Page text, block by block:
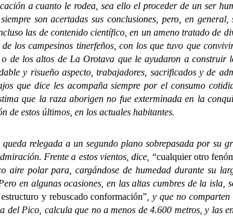
a cuanto le rodea, sea ello el proceder de un ser
son acertadas sus conclusiones, pero, en
las de contenido científico, en un ameno tratado de
los campesinos tinerfeños, con los que tuvo que
de los altos de La Orotava que le ayudaron a construir
y risueño aspecto, trabajadores, sacrificados y de
que dice les acompaña siempre por el consumo
que la raza aborigen no fue exterminada en la
de estos últimos, en los actuales habitantes.
relegada a un segundo plano sobrepasada por su
Frente a estos vientos, dice, “cualquier otro
aire polar para, cargándose de humedad durante su
en algunas ocasiones, en las altas cumbres de la isla,
y rebuscado conformación” , y que no
del Pico, calcula que no a menos de 4.600 metros, y las